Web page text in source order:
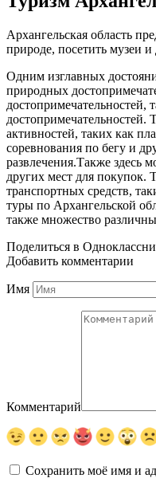
Архангельская область
природе, посетить музеи
Одним изглавных
природных
активностей, таких как
соревнования по бегу и
развлечения.Также здесь
других мест для покупок.
транспортных средств,
туры по Архангельской
также множество
Поделиться в
Добавить комментарии
Имя
Комментарий
Сохранить моё имя и